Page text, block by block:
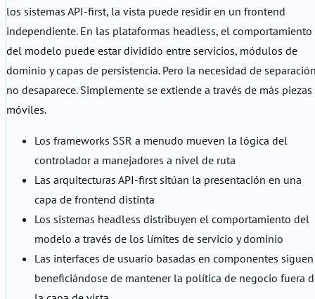
los sistemas API-first, la vista puede residir en un frontend
independiente. En las plataformas headless, el comportamiento
del modelo puede estar dividido entre servicios, módulos de
dominio y capas de persistencia. Pero la necesidad de
no desaparece. Simplemente se extiende a través de más piezas
móviles.
Los frameworks SSR a menudo mueven la lógica del
controlador a manejadores a nivel de ruta
Las arquitecturas API-first sitúan la presentación en una
capa de frontend distinta
Los sistemas headless distribuyen el comportamiento del
modelo a través de los límites de servicio y dominio
Las interfaces de usuario basadas en componentes siguen
beneficiándose de mantener la política de negocio fuera